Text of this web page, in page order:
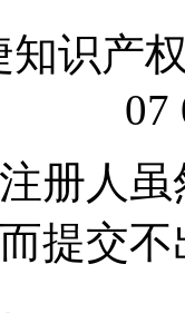
识产
07
册人
提交